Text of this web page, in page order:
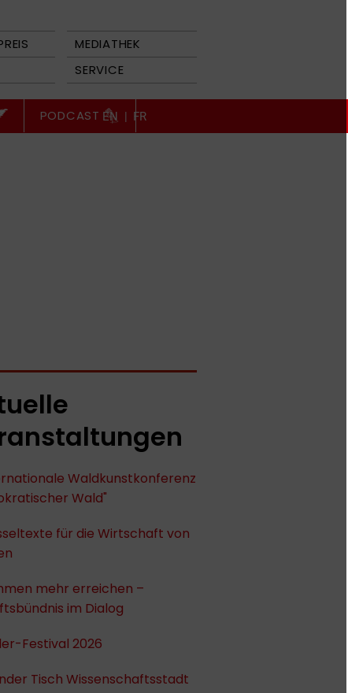
MEDIATHEK
SERVICE
PODCAST EN | FR
Waldkunstkonferenz
Wald"
für die Wirtschaft von
mehr erreichen –
im Dialog
Festival 2026
Tisch Wissenschaftsstadt